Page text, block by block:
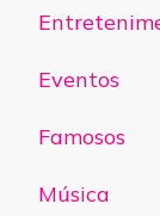
Eventos
Famosos
Música